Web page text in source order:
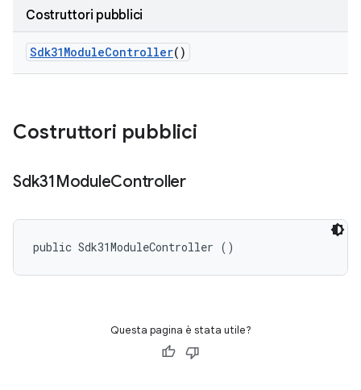
Costruttori pubblici
Sdk31ModuleController()
Costruttori pubblici
Sdk31ModuleController
public Sdk31ModuleController ()
Questa pagina è stata utile?